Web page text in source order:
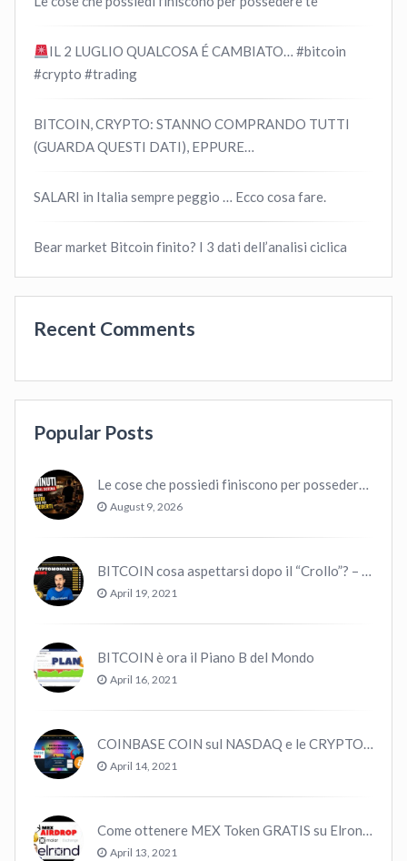
IL 2 LUGLIO QUALCOSA É CAMBIATO… #bitcoin
#crypto #trading
BITCOIN, CRYPTO: STANNO COMPRANDO TUTTI
(GUARDA QUESTI DATI), EPPURE…
SALARI in Italia sempre peggio … Ecco cosa fare.
Bear market Bitcoin finito? I 3 dati dell’analisi ciclica
Recent Comments
Popular Posts
Le cose che possiedi finiscono per possedere te
August 9, 2026
BITCOIN cosa aspettarsi dopo il “Crollo”? – CryptoMonday NEWS w16/’21
April 19, 2021
BITCOIN è ora il Piano B del Mondo
April 16, 2021
COINBASE COIN sul NASDAQ e le CRYPTO volano!
April 14, 2021
Come ottenere MEX Token GRATIS su Elrond ?
April 13, 2021